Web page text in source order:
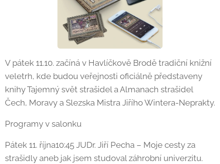
V pátek 11.10. začíná v Havlíčkově Brodě tradiční knižní
veletrh, kde budou veřejnosti oficiálně představeny
knihy Tajemný svět strašidel a Almanach strašidel
Čech, Moravy a Slezska Mistra Jiřího Wintera-Neprakty.
Programy v salonku
Pátek 11. října10:45 JUDr. Jiří Pecha – Moje cesty za
strašidly aneb jak jsem studoval záhrobní univerzitu.